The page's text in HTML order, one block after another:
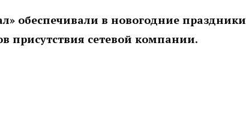
обеспечивали в новогодние праздники
присутствия сетевой компании.